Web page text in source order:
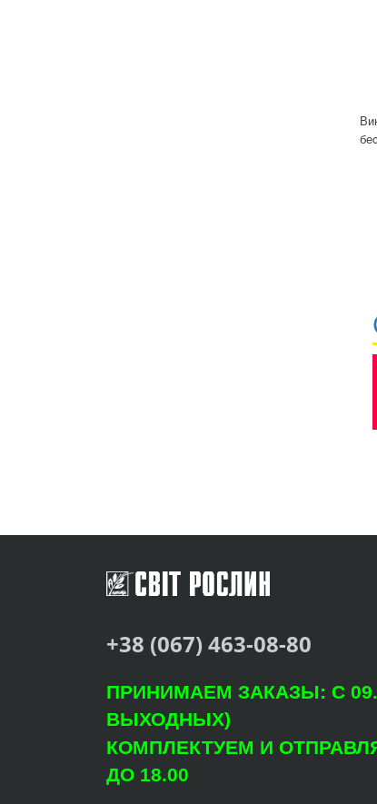
+38 (067) 463-08-80
ПРИНИМАЕМ ЗАКАЗЫ: С
ВЫХОДНЫХ)
КОМПЛЕКТУЕМ И
ДО 18.00